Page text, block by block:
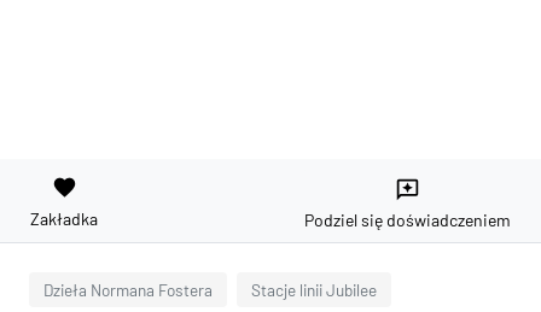
favorite
Zakładka
reviews
Podziel się doświadczeniem
Dzieła Normana Fostera Stacje linii Jubilee